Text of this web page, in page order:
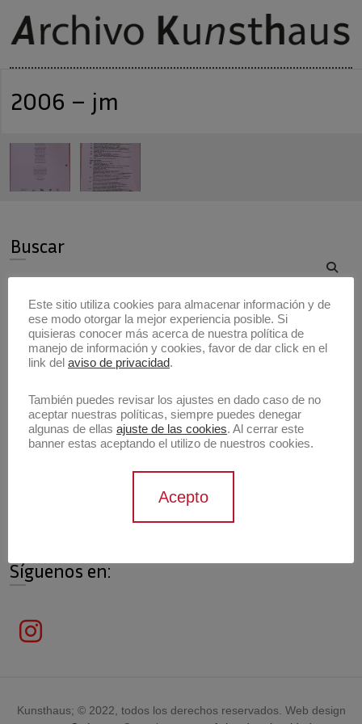
2006 – jm
Buscar
Artistas
Información de contacto
contacto@archivokunsthaus.com
Síguenos en:
Kunsthaus; © 2022, todos los derechos reservados. Web design
Este sitio utiliza cookies para almacenar información y de
ese modo otorgar la mejor experiencia posible. Si
quisieras conocer más acerca de nuestra política de
manejo de información y cookies, favor de dar click en el
link del aviso de privacidad.
También puedes revisar los ajustes en dado caso de no
aceptar nuestras políticas, siempre puedes denegar
algunas de ellas ajuste de las cookies. Al cerrar este
banner estas aceptando el utilizo de nuestros cookies.
Acepto